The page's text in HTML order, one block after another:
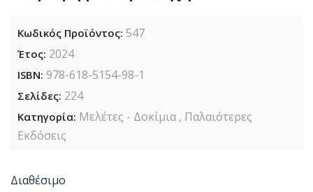
Κωδικός Προϊόντος: 547
Έτος: 2024
ISBN: 978-618-5154-98-1
Σελίδες: 224
Κατηγορία: Μελέτες - Δοκίμια , Παλαιότερες
Εκδόσεις
Διαθέσιμο